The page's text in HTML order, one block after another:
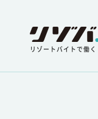
リゾートバイトで働